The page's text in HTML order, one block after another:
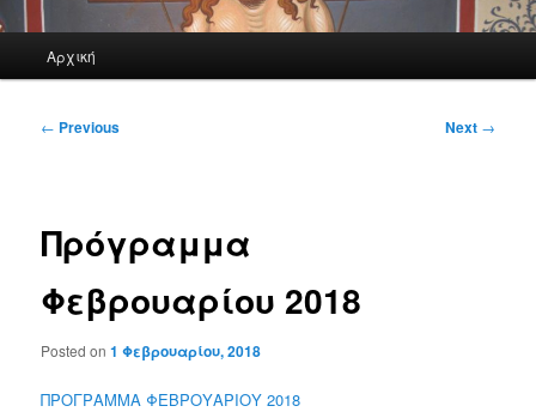
Αρχική
Post
← Previous Next →
Πρόγραμμα
Φεβρουαρίου 2018
Posted on1 Φεβρουαρίου, 2018
ΠΡΟΓΡΑΜΜΑ ΦΕΒΡΟΥΑΡΙΟΥ 2018